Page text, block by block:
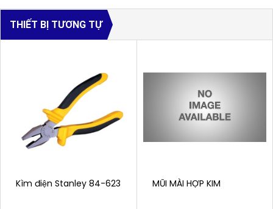
THIẾT BỊ TƯƠNG TỰ
Kìm điện Stanley 84-623 MŨI MÀI HỢP KIM